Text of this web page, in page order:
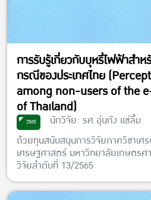
การรับรู้เกี่ยวกับบุหรี่ไฟฟ้าสำ
กรณีของประเทศไทย
among non-users of the
of Thailand)
2565
นักวิจัย: รศ.อุ่นกัง แซ่ลิ้ม
ด้วยทุนสนับสนุนการวิจัยภาควิชาเ
เศรษฐศาสตร์ มหาวิทยาลัยเกษตร
วิจัยลำดับที่ 13/2565